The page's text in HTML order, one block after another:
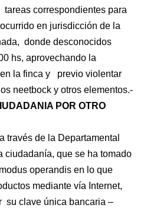
tareas correspondientes para
en jurisdicción de la
donde desconocidos
hs, aprovechando la
en la finca y
previo violentar
neetbock y otros elementos.-
POR OTRO
través de la Departamental
ciudadanía, que se ha tomado
operandis en lo que
mediante vía Internet,
su clave única bancaria –